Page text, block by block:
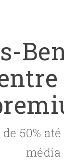
50%
média